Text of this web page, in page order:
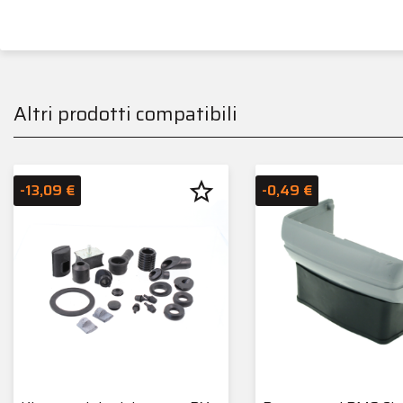
Altri prodotti compatibili
-13,09 € star_border -0,49 €